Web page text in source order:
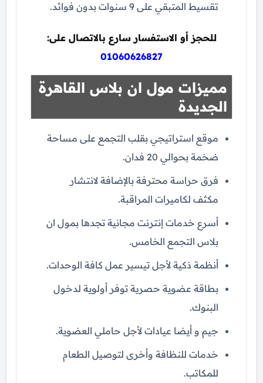
تقسيط المتبقي على 9 سنوات بدون فوائد.
للحجز أو الاستفسار سارع بالاتصال على:
01060626827
مميزات مول ان بلاس القاهرة
الجديدة
موقع استراتيجي بقلب التجمع على مساحة
ضخمة بحوالي 20 فدان.
فرق حراسة محترفة بالإضافة لانتشار
مكثف لكاميرات المراقبة.
أسرع خدمات إنترنت مجانية تجدها بمول ان
بلاس التجمع الخامس.
أنظمة ذكية لأجل تيسير عمل كافة الوحدات.
بطاقة عضوية حصرية توفر أولوية لدخول
البنوك.
جيم و أيضا عيادات لأجل حاملي العضوية.
خدمات للنظافة وأخرى لتوصيل الطعام
للمكاتب.